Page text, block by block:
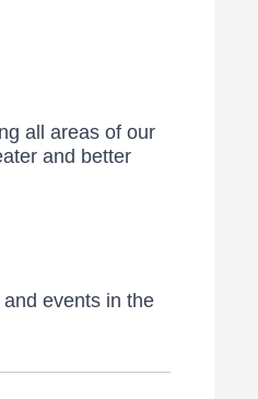
all areas of our
and better
events in the